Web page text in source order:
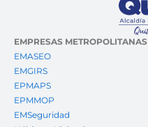
EMPRESAS METROPOLITANAS
EMASEO
EMGIRS
EPMAPS
EPMMOP
EMSeguridad